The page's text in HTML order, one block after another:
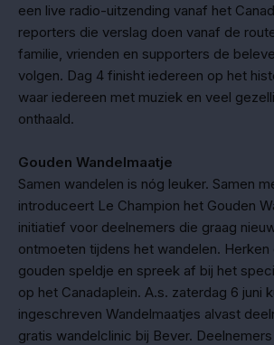
een live radio-uitzending vanaf het
reporters die verslag doen vanaf de
familie, vrienden en supporters de
volgen. Dag 4 finisht iedereen op het
waar iedereen met muziek en veel
onthaald.
Gouden Wandelmaatje
Samen wandelen is nóg leuker. Samen
introduceert Le Champion het Gouden
initiatief voor deelnemers die graag
ontmoeten tijdens het wandelen. Herken
gouden speldje en spreek af bij het
op het Canadaplein. A.s. zaterdag 6 juni
ingeschreven Wandelmaatjes alvast
gratis wandelclinic bij Bever.